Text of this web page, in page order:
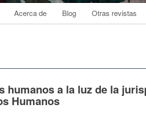
Acerca de Blog Otras revistas
humanos a la luz de la
Humanos